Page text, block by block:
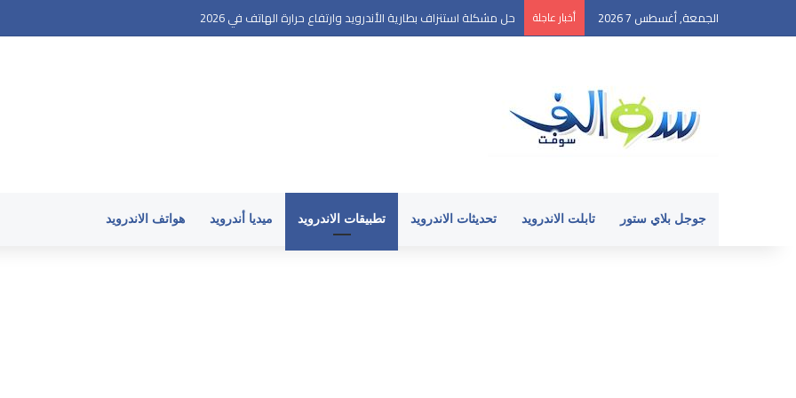
الجمعة, أغسطس 7 2026 أخبار عاجلة حل مشكلة استنزاف بطارية الأندرويد وارتفاع حرارة الهاتف في 2026
جوجل بلاي ستور تابلت الاندرويد تحديثات الاندرويد تطبيقات الاندرويد ميديا أندرويد هواتف الاندرويد